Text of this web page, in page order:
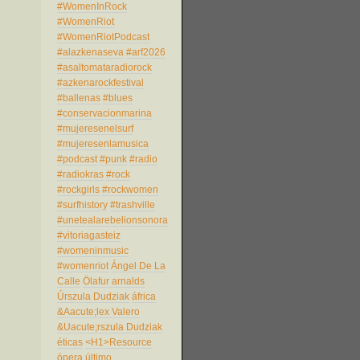
#WomenInRock
#WomenRiot
#WomenRiotPodcast
#alazkenaseva #arf2026
#asaltomataradiorock
#azkenarockfestival
#ballenas #blues
#conservacionmarina
#mujeresenelsurf
#mujeresenlamusica
#podcast #punk #radio
#radiokras #rock
#rockgirls #rockwomen
#surfhistory #trashville
#unetealarebelionsonora
#vitoriagasteiz
#womeninmusic
#womenriot Ángel De La
Calle Ölafur arnalds
Úrszula Dudziak áfrica
&Aacute;lex Valero
&Uacute;rszula Dudziak
éticas <H1>Resource